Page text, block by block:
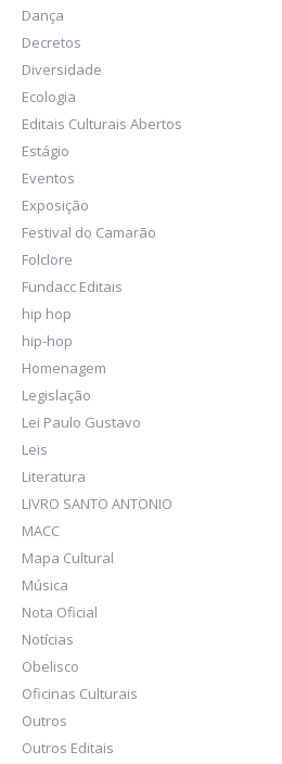
Dança
Decretos
Diversidade
Ecologia
Editais Culturais Abertos
Estágio
Eventos
Exposição
Festival do Camarão
Folclore
Fundacc Editais
hip hop
hip-hop
Homenagem
Legislação
Lei Paulo Gustavo
Leis
Literatura
LIVRO SANTO ANTONIO
MACC
Mapa Cultural
Música
Nota Oficial
Notícias
Obelisco
Oficinas Culturais
Outros
Outros Editais